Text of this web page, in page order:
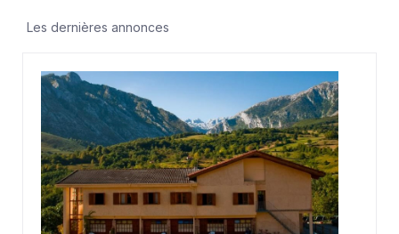
Les dernières annonces